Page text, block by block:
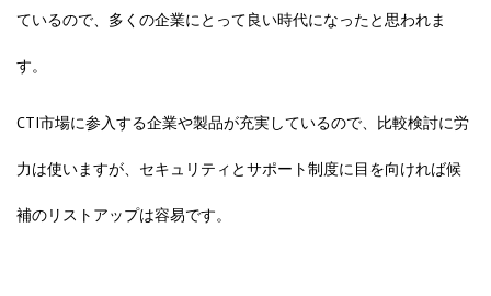
ているので、多くの企業にとって良い時代になったと思われま
す。
CTI市場に参入する企業や製品が充実しているので、比較検討に労
力は使いますが、セキュリティとサポート制度に目を向ければ候
補のリストアップは容易です。